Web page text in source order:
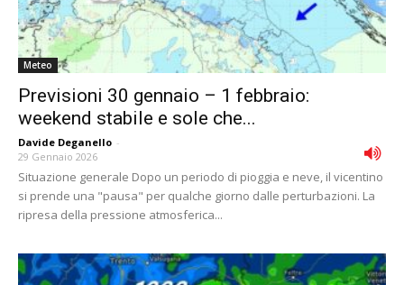
Meteo
Previsioni 30 gennaio – 1 febbraio:
weekend stabile e sole che...
Davide Deganello -
29 Gennaio 2026
Situazione generale Dopo un periodo di pioggia e neve, il vicentino
si prende una "pausa" per qualche giorno dalle perturbazioni. La
ripresa della pressione atmosferica...